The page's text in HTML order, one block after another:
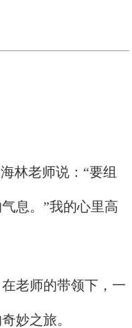
林老师说：“要组
息。”我的心里高
老师的带领下，一
妙之旅。